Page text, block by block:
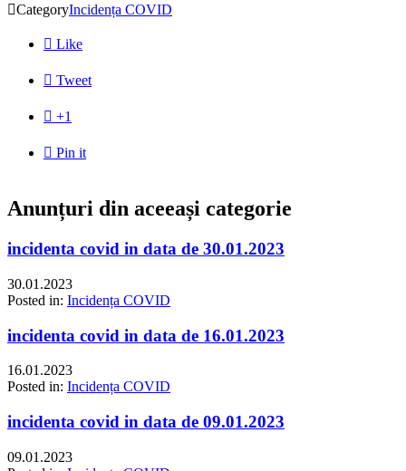
CategoryIncidența COVID
 Like
 Tweet
 +1
 Pin it
Anunțuri din aceeași categorie
incidenta covid in data de 30.01.2023
30.01.2023
Posted in: Incidența COVID
incidenta covid in data de 16.01.2023
16.01.2023
Posted in: Incidența COVID
incidenta covid in data de 09.01.2023
09.01.2023